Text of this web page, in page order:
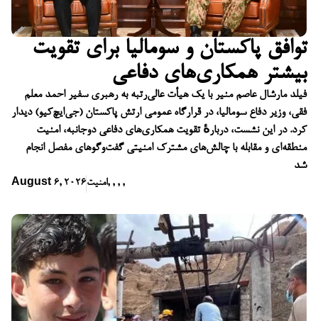
توافق پاکستان و سومالیا برای تقویت
بیشتر همکاری‌های دفاعی
فیلد مارشال عاصم منیر با یک هیأت عالی‌رتبه به رهبری سفیر احمد معلم
فقی، وزیر دفاع سومالیا، در قرارگاه عمومی ارتش پاکستان (جی‌ایچ‌کیو) دیدار
کرد. در این نشست، دربارهٔ تقویت همکاری‌های دفاعی دوجانبه، امنیت
منطقه‌ای و مقابله با چالش‌های مشترک امنیتی گفت‌وگوهای مفصل انجام
شد
August 6, 2026امنیت, , , ,